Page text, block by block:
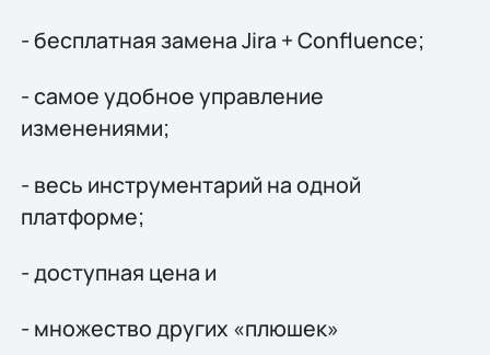
- бесплатная замена Jira + Confluence;
- самое удобное управление
изменениями;
- весь инструментарий на одной
платформе;
- доступная цена и
- множество других «плюшек»